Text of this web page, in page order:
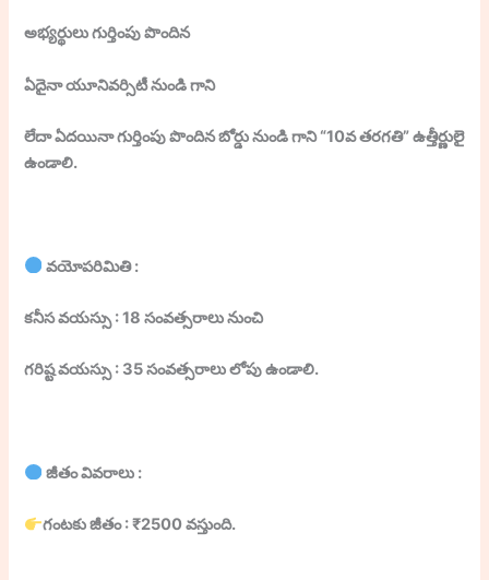
అభ్యర్థులు గుర్తింపు పొందిన
ఏదైనా యూనివర్సిటీ నుండి గాని
లేదా ఏదయినా గుర్తింపు పొందిన బోర్డు నుండి గాని “10వ తరగతి” ఉత్తీర్ణులై
ఉండాలి.
వయోపరిమితి :
కనీస వయస్సు : 18 సంవత్సరాలు నుంచి
గరిష్ట వయస్సు : 35 సంవత్సరాలు లోపు ఉండాలి.
జీతం వివరాలు :
గంటకు జీతం : ₹2500 వస్తుంది.